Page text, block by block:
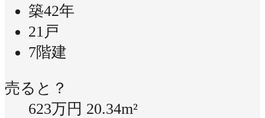
築42年
21戸
7階建
売ると？
623万円 20.34m²